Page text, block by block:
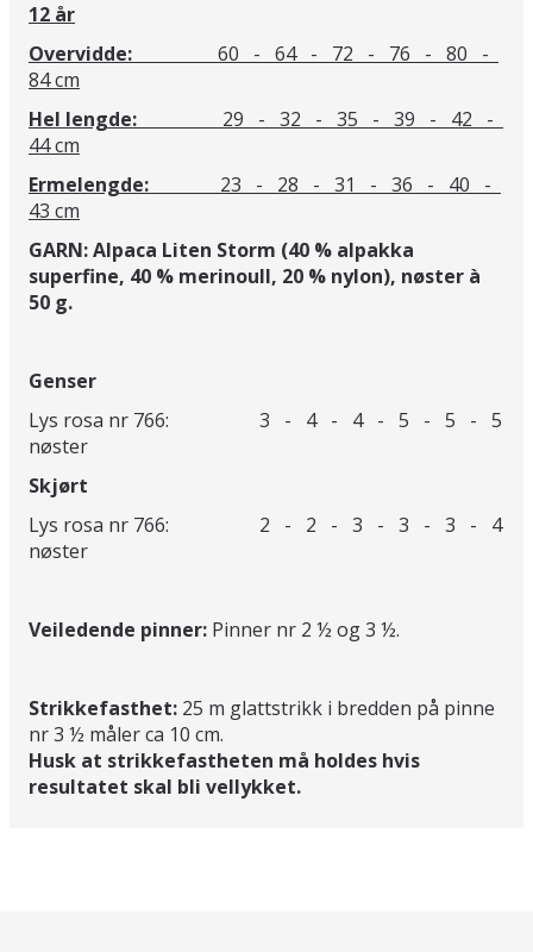
12 år
Overvidde: 60 - 64 - 72 - 76 - 80 -
84 cm
Hel lengde: 29 - 32 - 35 - 39 - 42 -
44 cm
Ermelengde: 23 - 28 - 31 - 36 - 40 -
43 cm
GARN: Alpaca Liten Storm (40 % alpakka
superfine, 40 % merinoull, 20 % nylon), nøster à
50 g.
Genser
Lys rosa nr 766: 3 - 4 - 4 - 5 - 5 - 5
nøster
Skjørt
Lys rosa nr 766: 2 - 2 - 3 - 3 - 3 - 4
nøster
Veiledende pinner: Pinner nr 2 ½ og 3 ½.
Strikkefasthet: 25 m glattstrikk i bredden på pinne
nr 3 ½ måler ca 10 cm.
Husk at strikkefastheten må holdes hvis
resultatet skal bli vellykket.